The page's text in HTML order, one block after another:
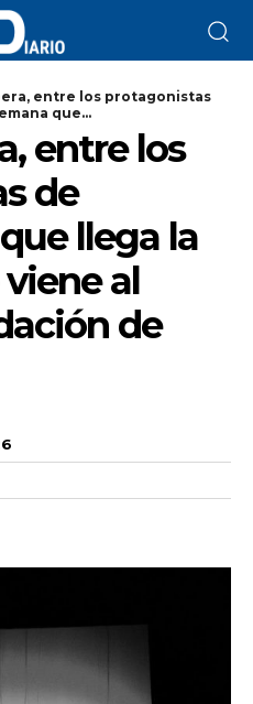
entre los protagonistas
que...
entre los
de
que llega la
al
de